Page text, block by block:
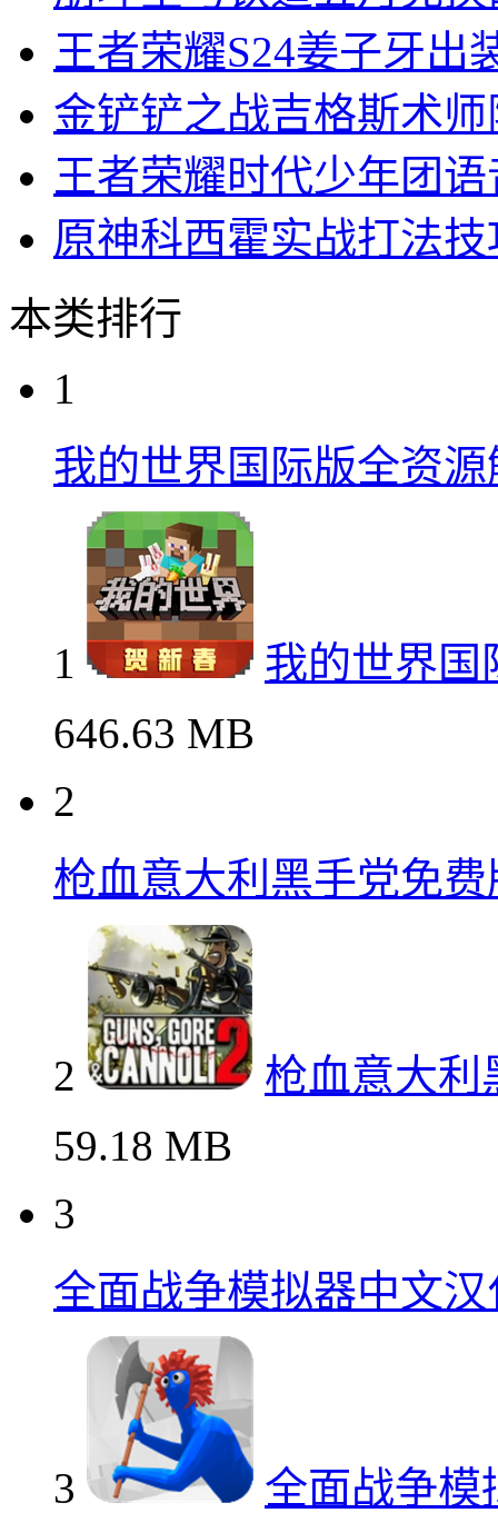
王者荣耀S24姜子牙出
金铲铲之战吉格斯术
王者荣耀时代少年团
原神科西霍实战打法
本类排行
1
我的世界国际版全资
1
我的世界国
646.63 MB
2
枪血意大利黑手党免
2
枪血意大利
59.18 MB
3
全面战争模拟器中文
3
全面战争模